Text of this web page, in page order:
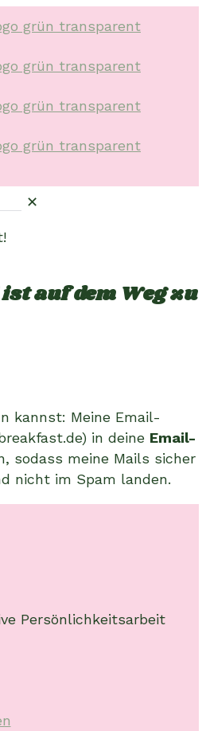
✕
auf dem Weg zu
kannst: Meine Email-
in deine Email-
sodass meine Mails sicher
nicht im Spam landen.
Persönlichkeitsarbeit